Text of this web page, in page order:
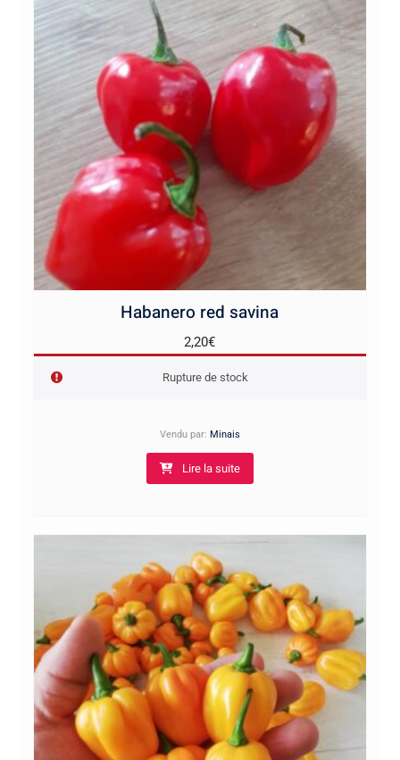
Habanero red savina
2,20€
Rupture de stock
Vendu par: Minais
Lire la suite